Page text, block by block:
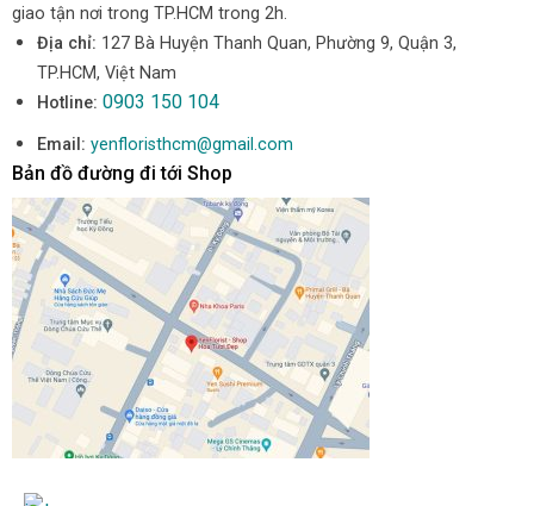
giao tận nơi trong TP.HCM trong 2h.
Địa chỉ: 127 Bà Huyện Thanh Quan, Phường 9, Quận 3,
TP.HCM, Việt Nam
Hotline: 0903 150 104
Email: yenfloristhcm@gmail.com
Bản đồ đường đi tới Shop